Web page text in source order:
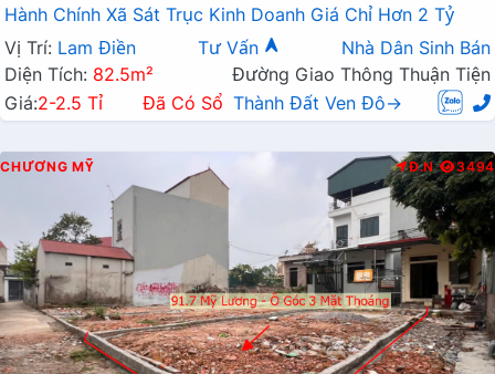
Hành Chính Xã Sát Trục Kinh Doanh Giá Chỉ Hơn 2 Tỷ
Vị Trí: Lam Điền Tư Vấn
Nhà Dân Sinh Bán
Diện Tích: 82.5m²
Đường Giao Thông Thuận Tiện
Giá:2-2.5 Tỉ Đã Có Sổ Thành Đất Ven Đô→
CHƯƠNG MỸ Đ.N 3494